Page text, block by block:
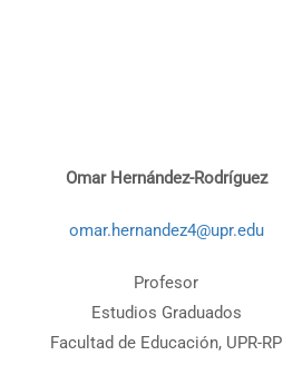
Omar Hernández-Rodríguez
omar.hernandez4@upr.edu
Profesor
Estudios Graduados
Facultad de Educación, UPR-RP